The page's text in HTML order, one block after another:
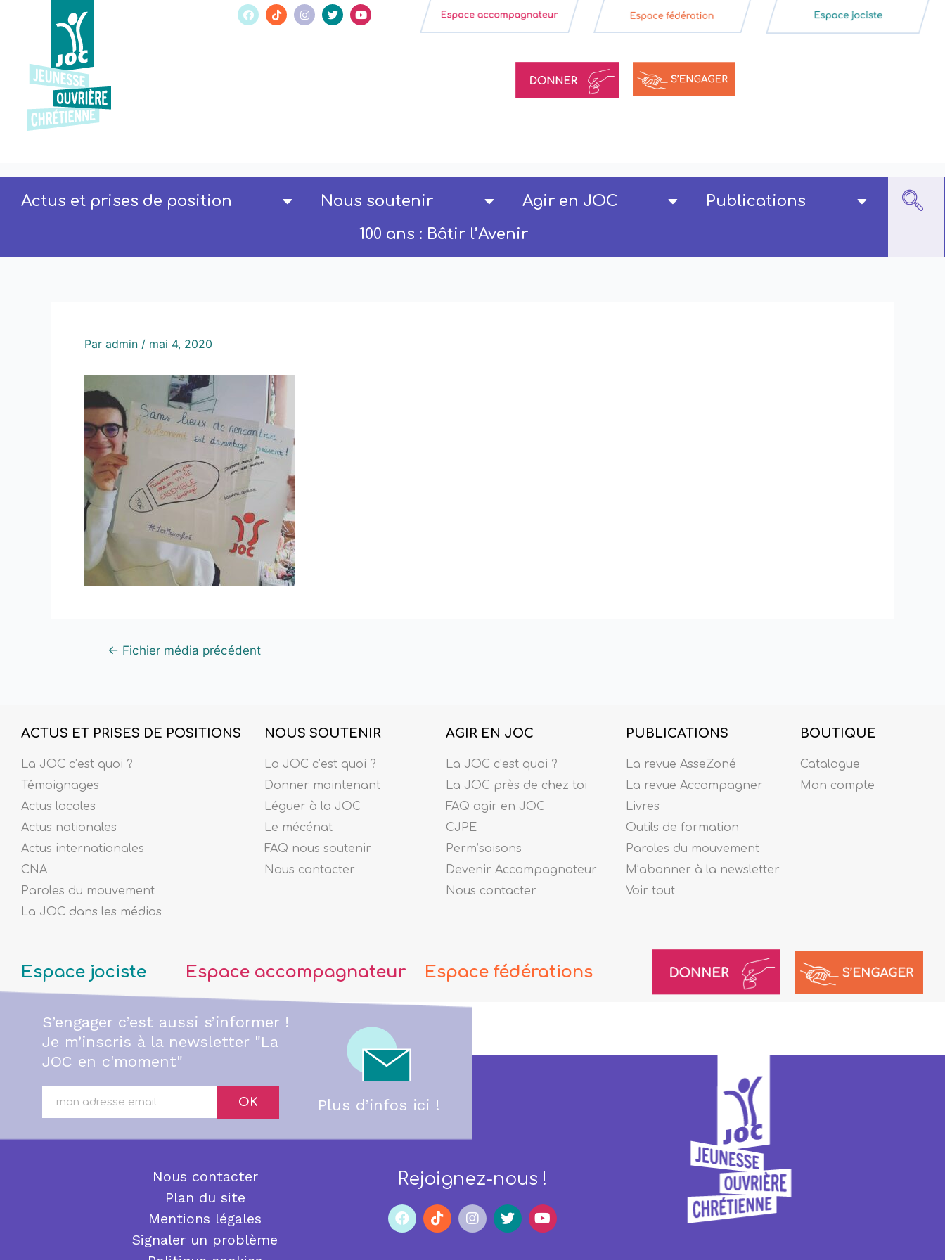
Actus et prises de position Nous soutenir Agir en JOC
Publications
100 ans : Bâtir l’Avenir
Par admin / mai 4, 2020
← Fichier média précédent
ACTUS ET PRISES DE POSITIONS
La JOC c’est quoi ?
Témoignages
Actus locales
Actus nationales
Actus internationales
CNA
Paroles du mouvement
La JOC dans les médias
NOUS SOUTENIR
La JOC c’est quoi ?
Donner maintenant
Léguer à la JOC
Le mécénat
FAQ nous soutenir
Nous contacter
AGIR EN JOC
La JOC c’est quoi ?
La JOC près de chez toi
FAQ agir en JOC
CJPE
Perm’saisons
Devenir Accompagnateur
Nous contacter
PUBLICATIONS
La revue AsseZoné
La revue Accompagner
Livres
Outils de formation
Paroles du mouvement
M’abonner à la newsletter
Voir tout
BOUTIQUE
Catalogue
Mon compte
Espace jociste Espace accompagnateur Espace fédérations
S’engager c’est aussi s’informer !
Je m’inscris à la newsletter "La
JOC en c'moment"
OK Plus d’infos ici !
Nous contacter
Plan du site
Mentions légales
Signaler un problème
Rejoignez-nous !